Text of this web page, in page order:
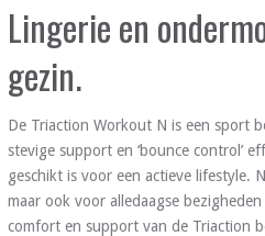
Lingerie en
gezin.
De Triaction Workout N is een sport
stevige support en ‘bounce control’
geschikt is voor een actieve lifestyle.
maar ook voor alledaagse
comfort en support van de Triaction